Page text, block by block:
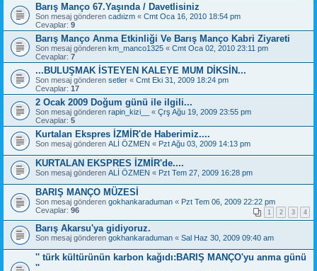
Barış Manço 67.Yaşında / Davetlisiniz
Son mesaj gönderen cadıizm « Cmt Oca 16, 2010 18:54 pm
Cevaplar: 9
Barış Manço Anma Etkinliği Ve Barış Manço Kabri Ziyareti
Son mesaj gönderen km_manco1325 « Cmt Oca 02, 2010 23:11 pm
Cevaplar: 7
...BULUŞMAK İSTEYEN KALEYE MUM DİKSİN...
Son mesaj gönderen setler « Cmt Eki 31, 2009 18:24 pm
Cevaplar: 17
2 Ocak 2009 Doğum günü ile ilgili...
Son mesaj gönderen rapin_kizi__ « Çrş Ağu 19, 2009 23:55 pm
Cevaplar: 5
Kurtalan Ekspres İZMİR'de Haberimiz....
Son mesaj gönderen ALİ ÖZMEN « Pzt Ağu 03, 2009 14:13 pm
KURTALAN EKSPRES İZMİR'de....
Son mesaj gönderen ALİ ÖZMEN « Pzt Tem 27, 2009 16:28 pm
BARIŞ MANÇO MÜZESİ
Son mesaj gönderen gokhankaraduman « Pzt Tem 06, 2009 22:22 pm
Cevaplar: 96 1 2 3 4
Barış Akarsu'ya gidiyoruz.
Son mesaj gönderen gokhankaraduman « Sal Haz 30, 2009 09:40 am
'' türk kültürünün karbon kağıdı:BARIŞ MANÇO'yu anma günü
''